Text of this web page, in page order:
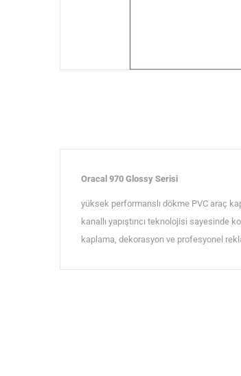
Oracal 970 Glossy Serisi
yüksek performanslı dökme PVC araç
kanallı yapıştırıcı teknolojisi sayesinde
kaplama, dekorasyon ve profesyonel